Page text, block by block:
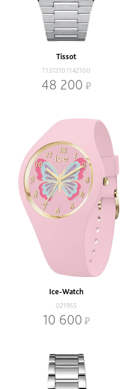
Tissot
T1372101142100
48 200
Ice-Watch
021955
10 600